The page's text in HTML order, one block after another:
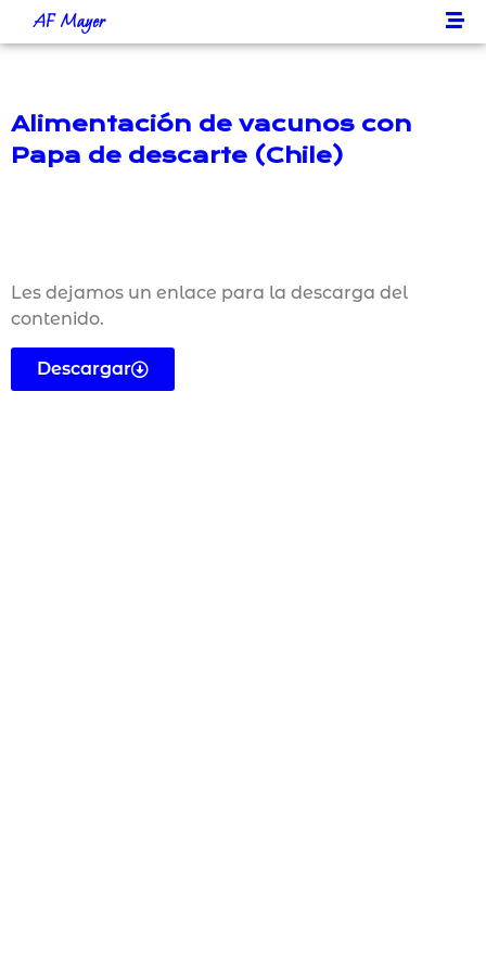
AF Mayer
Alimentación de vacunos con
Papa de descarte (Chile)
Les dejamos un enlace para la descarga del
contenido.
Descargar